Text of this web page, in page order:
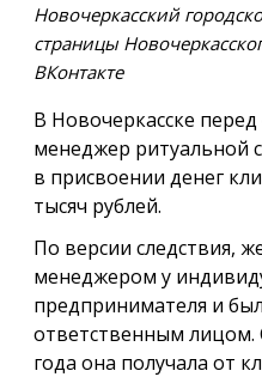
Новочеркасский
страницы
ВКонтакте
В Новочеркасске
менеджер ритуальной
в присвоении денег
тысяч рублей.
По версии следствия,
менеджером у
предпринимателя и
ответственным лицом.
года она получала от